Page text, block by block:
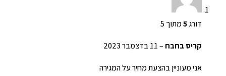
דורג5מתוך 5
קריס בחבח– 11 בדצמבר 2023
אני מעוניין בהצעת מחיר על המגירה